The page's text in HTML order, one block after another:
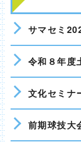
サマセミ
令和８年度
文化セミナ
前期球技大